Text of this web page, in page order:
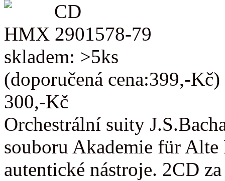
CD
HMX 2901578-79
skladem: >5ks
(doporučená cena:399,-Kč)
300,-Kč
Orchestrální suity
souboru Akademie für
autentické nástroje. 2CD